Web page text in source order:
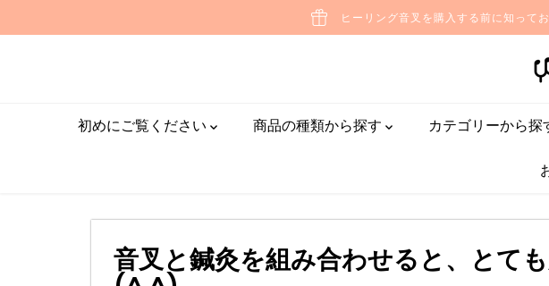
ヒーリング音叉を購入する前に知って
初めにご覧ください 商品の種類から探す カテゴリーから探
音叉と鍼灸を組み合わせると、とて